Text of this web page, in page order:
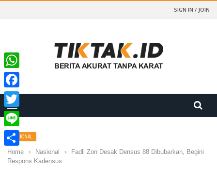
SIGN IN / JOIN
NASIONAL
Home › Nasional ›
Fadli Zon Desak Densus 88 Dibubarkan, Begini
Respons Kadensus
WhatsApp
Facebook
Twitter
Line
Share